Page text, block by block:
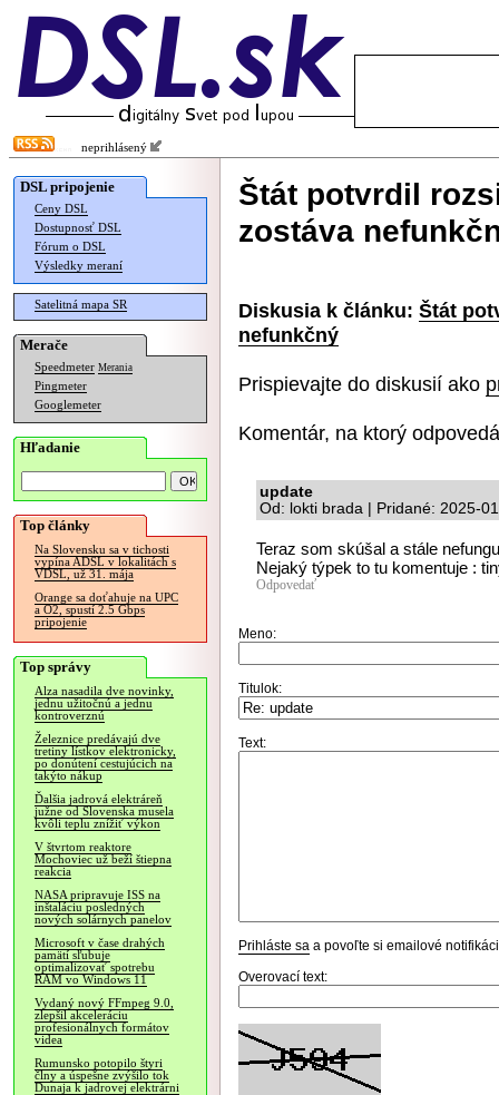
neprihlásený
DSL pripojenie
Ceny DSL
Dostupnosť DSL
Fórum o DSL
Výsledky meraní
Satelitná mapa SR
Merače
Speedmeter Merania
Pingmeter
Googlemeter
Hľadanie
Top články
Na Slovensku sa v tichosti
vypína ADSL v lokalitách s
VDSL, už 31. mája
Orange sa doťahuje na UPC
a O2, spustí 2.5 Gbps
pripojenie
Top správy
Alza nasadila dve novinky,
jednu užitočnú a jednu
kontroverznú
Železnice predávajú dve
tretiny lístkov elektronicky,
po donútení cestujúcich na
takýto nákup
Ďalšia jadrová elektráreň
južne od Slovenska musela
kvôli teplu znížiť výkon
V štvrtom reaktore
Mochoviec už beží štiepna
reakcia
NASA pripravuje ISS na
inštaláciu posledných
nových solárnych panelov
Microsoft v čase drahých
pamätí sľubuje
optimalizovať spotrebu
RAM vo Windows 11
Vydaný nový FFmpeg 9.0,
zlepšil akceleráciu
profesionálnych formátov
videa
Rumunsko potopilo štyri
člny a úspešne zvýšilo tok
Dunaja k jadrovej elektrárni
Štát potvrdil
zostáva
Diskusia k článku: Štát
nefunkčný
Prispievajte do diskusií ako
Komentár, na ktorý
update
Od: lokti brada | Pridané: 2025-
Teraz som skúšal a stále
Nejaký týpek to tu komentuje :
Odpovedať
Meno:
Titulok:
Text:
Prihláste sa a povoľte si emailové
Overovací text: